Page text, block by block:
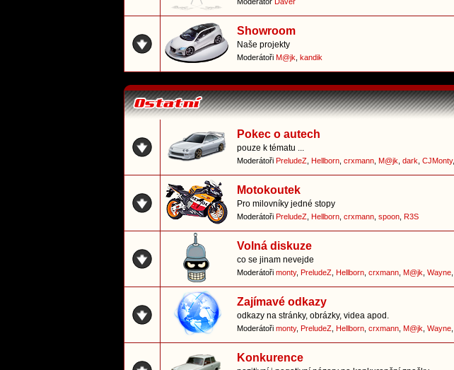
Showroom
Naše projekty
Moderátoři M@jk kandik
Pokec o autech
pouze k tématu ...
Moderátoři PreludeZ, Hellborn, crxmann, M@jk dark CJMonty,
Motokoutek
Pro milovníky jedné stopy
Moderátoři PreludeZ, Hellborn, crxmann, spoon, R3S
Volná diskuze
co se jinam nevejde
Moderátoři monty, PreludeZ, Hellborn, crxmann, M@jk Wayne,
Zajímavé odkazy
odkazy na stránky, obrázky, videa apod.
Moderátoři monty, PreludeZ, Hellborn, crxmann, M@jk Wayne,
Konkurence